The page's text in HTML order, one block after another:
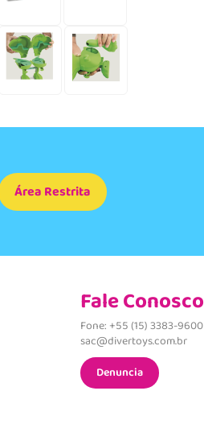
Área Restrita
Fale Conosco
Fone: +55 (15) 3383-9600
sac@divertoys.com.br
Denuncia